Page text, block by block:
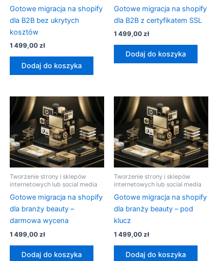
Gotowe migracja na shopify
dla B2B bez ukrytych
kosztów
1 499,00zł
Dodaj do koszyka
Gotowe migracja na shopify
dla B2B z certyfikatem SSL
1 499,00zł
Dodaj do koszyka
Tworzenie strony i sklepów
internetowych lub social media
Gotowe migracja na shopify
dla branży beauty –
darmowa wycena
1 499,00zł
Dodaj do koszyka
Tworzenie strony i sklepów
internetowych lub social media
Gotowe migracja na shopify
dla branży beauty – pod
klucz
1 499,00zł
Dodaj do koszyka